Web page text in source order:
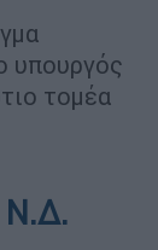
υπουργός
τομέα
Ν.Δ.